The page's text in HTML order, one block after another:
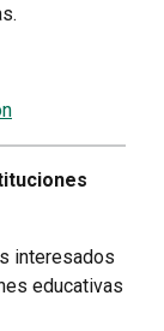
interesados
educativas